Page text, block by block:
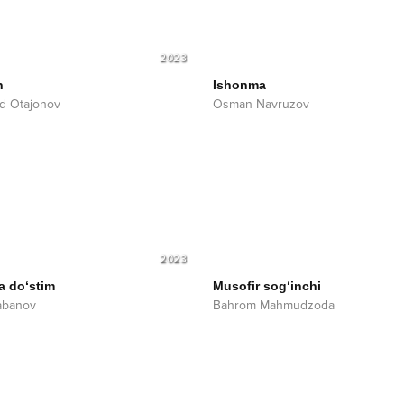
2023
Otajonov
Ishonma
Osman Navruzov
2023
do‘stim Musofir sog‘inchi
Bahrom Mahmudzoda